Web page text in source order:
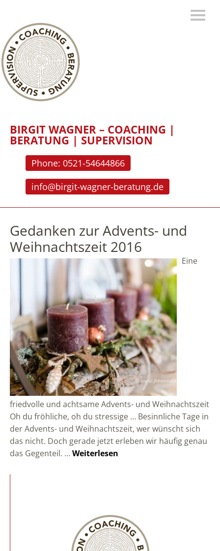
BIRGIT WAGNER – COACHING |
BERATUNG | SUPERVISION
Phone: 0521-54644866
info@birgit-wagner-beratung.de
Gedanken zur Advents- und
Weihnachtszeit 2016
Eine
friedvolle und achtsame Advents- und Weihnachtszeit
Oh du fröhliche, oh du stressige … Besinnliche Tage in
der Advents- und Weihnachtszeit, wer wünscht sich
das nicht. Doch gerade jetzt erleben wir häufig genau
das Gegenteil. …Weiterlesen